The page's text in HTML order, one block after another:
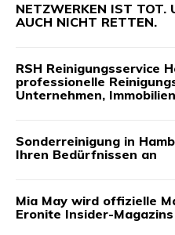
NETZWERKEN IST TOT.
AUCH NICHT RETTEN.
RSH Reinigungsservice
professionelle
Unternehmen,
Sonderreinigung in
Ihren Bedürfnissen an
Mia May wird offizielle
Eronite Insider-Magazins